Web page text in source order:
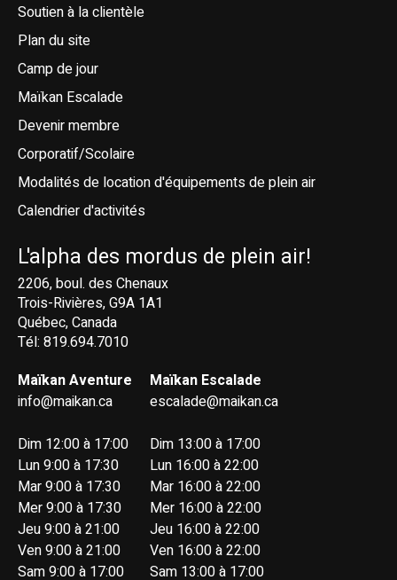
Soutien à la clientèle
Plan du site
Camp de jour
Maïkan Escalade
Devenir membre
Corporatif/Scolaire
Modalités de location d'équipements de plein air
Calendrier d'activités
L'alpha des mordus de plein air!
2206, boul. des Chenaux
Trois-Rivières, G9A 1A1
Québec, Canada
Tél: 819.694.7010
Maïkan Aventure
info@maikan.ca
Dim 12:00 à 17:00
Lun 9:00 à 17:30
Mar 9:00 à 17:30
Mer 9:00 à 17:30
Jeu 9:00 à 21:00
Ven 9:00 à 21:00
Sam 9:00 à 17:00
Maïkan Escalade
escalade@maikan.ca
Dim 13:00 à 17:00
Lun 16:00 à 22:00
Mar 16:00 à 22:00
Mer 16:00 à 22:00
Jeu 16:00 à 22:00
Ven 16:00 à 22:00
Sam 13:00 à 17:00